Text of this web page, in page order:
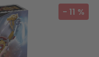
- 11 %